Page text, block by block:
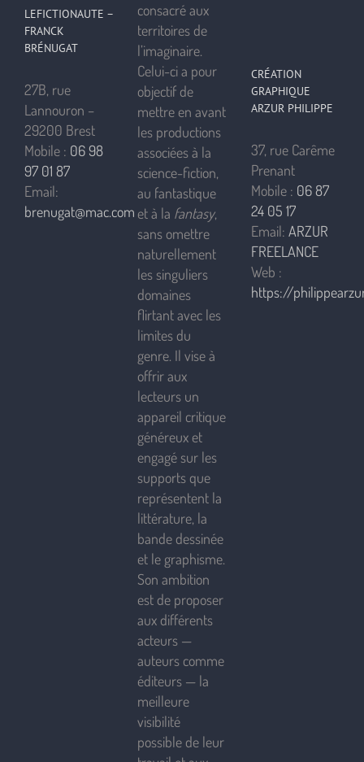
LEFICTIONAUTE –
FRANCK
BRÉNUGAT
27B, rue
Lannouron –
29200 Brest
Mobile : 06 98
97 01 87
Email:
brenugat@mac.com
consacré aux
territoires de
l’imaginaire.
Celui-ci a pour
objectif de
mettre en avant
les productions
associées à la
science-fiction,
au fantastique
et à la fantasy,
sans omettre
naturellement
les singuliers
domaines
flirtant avec les
limites du
genre. Il vise à
offrir aux
lecteurs un
appareil critique
généreux et
engagé sur les
supports que
représentent la
littérature, la
bande dessinée
et le graphisme.
Son ambition
est de proposer
aux différents
acteurs —
auteurs comme
éditeurs — la
meilleure
visibilité
possible de leur
CRÉATION
GRAPHIQUE
ARZUR PHILIPPE
37, rue Carême
Prenant
Mobile : 06 87
24 05 17
Email: ARZUR
FREELANCE
Web :
https://